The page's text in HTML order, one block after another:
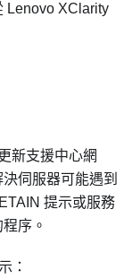
Lenovo XClarity
新支援中心網
伺服器可能遇到
提示或服務
序。
：